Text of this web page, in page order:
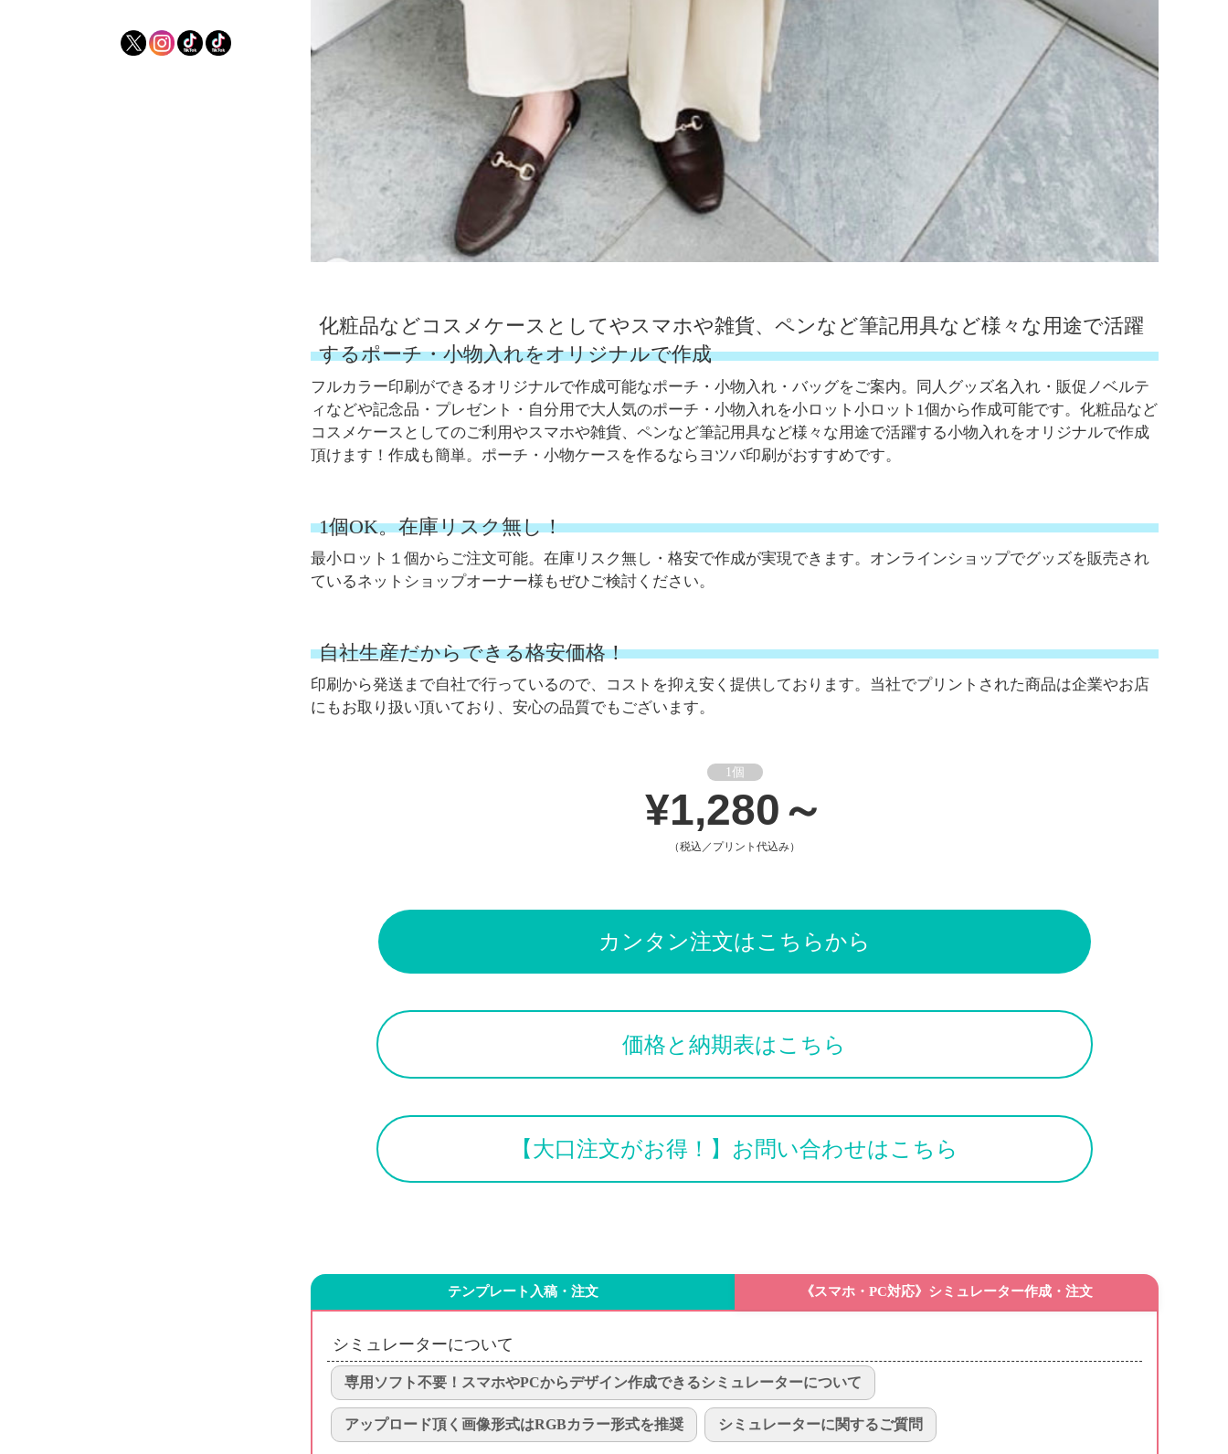
化粧品などコスメケースとしてやスマホや雑貨、ペンなど筆記用具など様々な用途で活躍
するポーチ・小物入れをオリジナルで作成
フルカラー印刷ができるオリジナルで作成可能なポーチ・小物入れ・バッグをご案内。同人グッズ名入れ・販促ノベルテ
ィなどや記念品・プレゼント・自分用で大人気のポーチ・小物入れを小ロット小ロット1個から作成可能です。化粧品など
コスメケースとしてのご利用やスマホや雑貨、ペンなど筆記用具など様々な用途で活躍する小物入れをオリジナルで作成
頂けます！作成も簡単。ポーチ・小物ケースを作るならヨツバ印刷がおすすめです。
1個OK。在庫リスク無し！
最小ロット１個からご注文可能。在庫リスク無し・格安で作成が実現できます。オンラインショップでグッズを販売され
ているネットショップオーナー様もぜひご検討ください。
自社生産だからできる格安価格！
印刷から発送まで自社で行っているので、コストを抑え安く提供しております。当社でプリントされた商品は企業やお店
にもお取り扱い頂いており、安心の品質でもございます。
1個
¥1,280～
（税込／プリント代込み）
カンタン注文はこちらから
価格と納期表はこちら
【大口注文がお得！】お問い合わせはこちら
テンプレート入稿・注文 《スマホ・PC対応》シミュレーター作成・注文
シミュレーターについて
専用ソフト不要！スマホやPCからデザイン作成できるシミュレーターについて
アップロード頂く画像形式はRGBカラー形式を推奨 シミュレーターに関するご質問